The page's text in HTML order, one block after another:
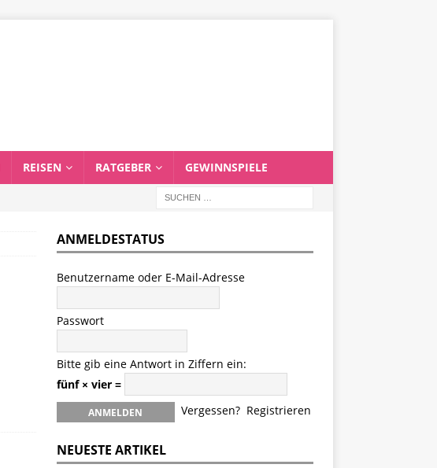
REISEN RATGEBER GEWINNSPIELE
ANMELDESTATUS
Benutzername oder E-Mail-Adresse
Passwort
Bitte gib eine Antwort in Ziffern ein:
fünf × vier =
Vergessen? Registrieren
NEUESTE ARTIKEL